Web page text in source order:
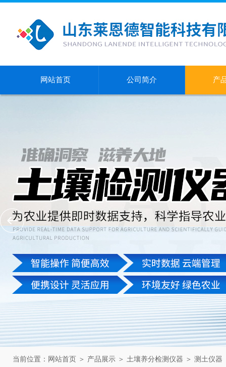
网站首页 公司简介 产
当前位置： 网站首页 ＞ 产品展示 ＞ 土壤养分检测仪器 ＞ 测土仪器